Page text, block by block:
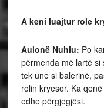
A keni luajtur role
Aulonë Nuhiu: Po
përmenda më lartë si
tek une si balerinë,
rolin kryesor. Ka
edhe përgjegjësi.